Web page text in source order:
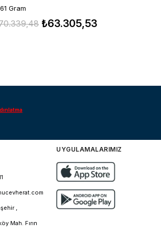
Gram
₺63.305,53
,
Mah. Fırın
UYGULAMALARIMIZ